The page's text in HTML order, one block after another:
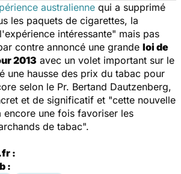
australienne qui a supprimé
les paquets de cigarettes, la
intéressante" mais pas
contre annoncé une grande loi de
2013 avec un volet important sur le
une hausse des prix du tabac pour
selon le Pr. Bertand Dautzenberg,
et de significatif et "cette nouvelle
encore une fois favoriser les
de tabac".
:
: